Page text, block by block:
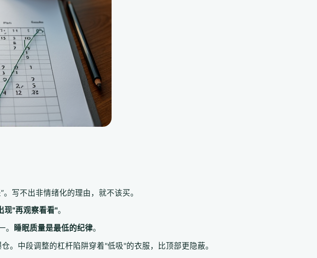
写不出非情绪化的理由，就不该买。
现"再观察看看"。
睡眠质量是最低的纪律。
。中段调整的杠杆陷阱穿着"低吸"的衣服，比顶部更隐蔽。